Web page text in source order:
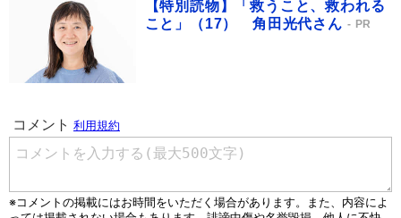
【特別読物】「救うこと、救われる
こと」（17） 角田光代さん
PR